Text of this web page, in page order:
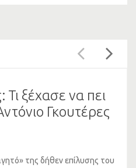
ξέχασε να πει
Γκουτέρες
της δήθεν επίλυσης του